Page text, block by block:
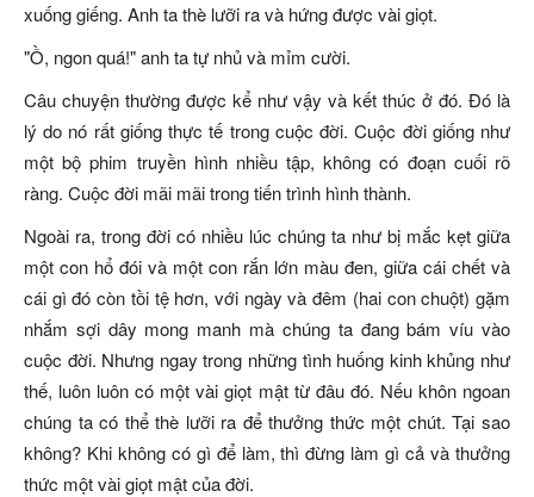
xuống giếng. Anh ta thè lưỡi ra và hứng được vài giọt.
"Ồ, ngon quá!" anh ta tự nhủ và mỉm cười.
Câu chuyện thường được kể như vậy và kết thúc ở đó. Đó là
lý do nó rất giống thực tế trong cuộc đời. Cuộc đời giống như
một bộ phim truyền hình nhiều tập, không có đoạn cuối rõ
ràng. Cuộc đời mãi mãi trong tiến trình hình thành.
Ngoài ra, trong đời có nhiều lúc chúng ta như bị mắc kẹt giữa
một con hổ đói và một con rắn lớn màu đen, giữa cái chết và
cái gì đó còn tồi tệ hơn, với ngày và đêm (hai con chuột) gặm
nhắm sợi dây mong manh mà chúng ta đang bám víu vào
cuộc đời. Nhưng ngay trong những tình huống kinh khủng như
thế, luôn luôn có một vài giọt mật từ đâu đó. Nếu khôn ngoan
chúng ta có thể thè lưỡi ra để thưởng thức một chút. Tại sao
không? Khi không có gì để làm, thì đừng làm gì cả và thưởng
thức một vài giọt mật của đời.